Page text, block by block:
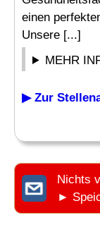
einen
Unsere [...]
MEHR
▶ Zur
Nichts
►